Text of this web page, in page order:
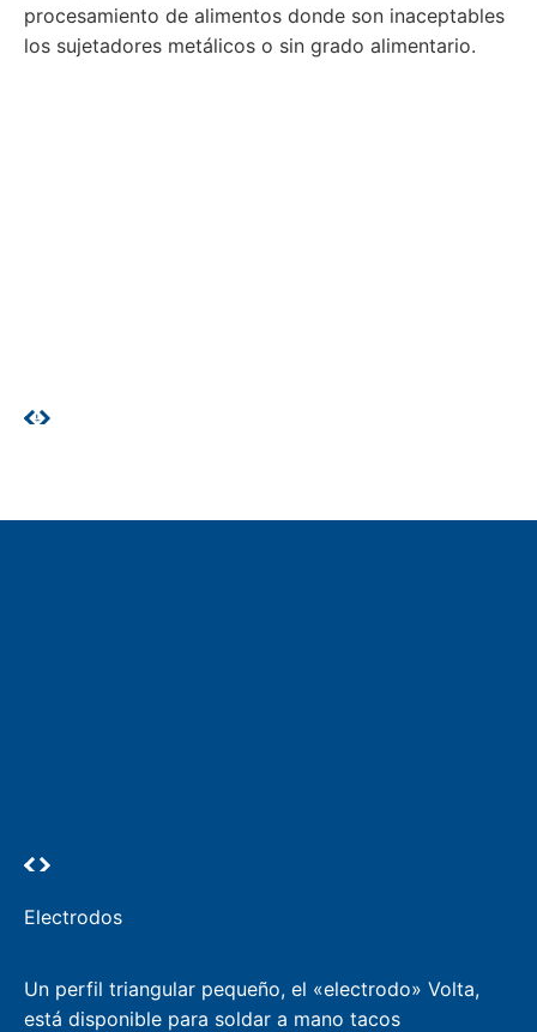
procesamiento de alimentos donde son inaceptables
los sujetadores metálicos o sin grado alimentario.
Electrodos
Un perfil triangular pequeño, el «electrodo» Volta,
está disponible para soldar a mano tacos